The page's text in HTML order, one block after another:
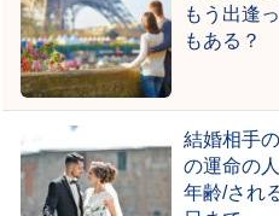
もう出逢
もある？
結婚相手
の運命の
年齢/され